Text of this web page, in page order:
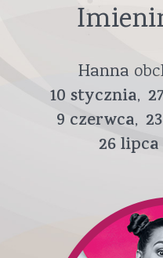
Hanna
10 stycznia 27
9 czerwca 23
26lipca